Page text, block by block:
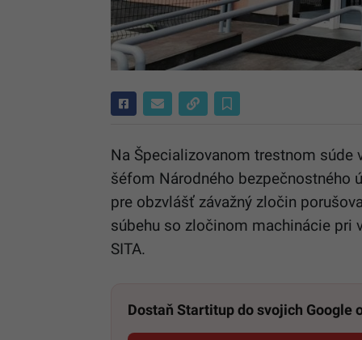
Na Špecializovanom trestnom súde
šéfom Národného bezpečnostného
pre obzvlášť závažný zločin
súbehu so zločinom machinácie pri
SITA.
Dostaň Startitup do svojich Google